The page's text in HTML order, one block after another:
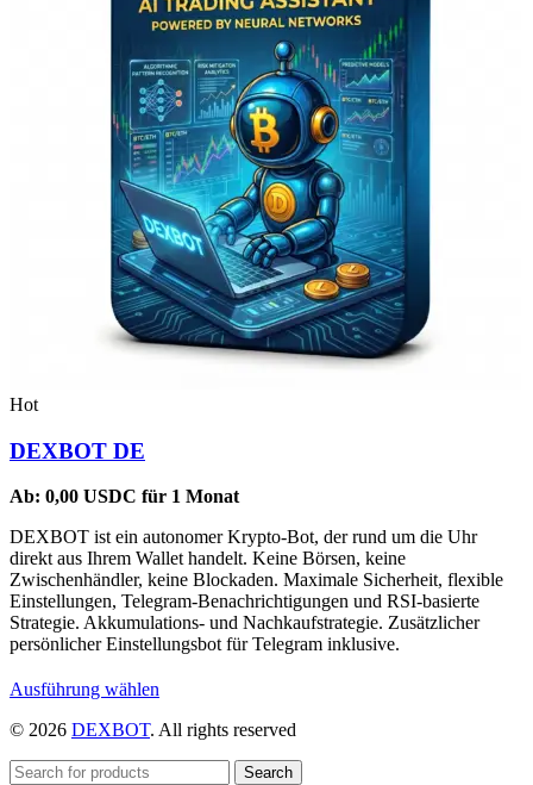
Hot
DEXBOT DE
Ab: 0,00 USDC für 1 Monat
DEXBOT ist ein autonomer Krypto-Bot, der rund um die Uhr
direkt aus Ihrem Wallet handelt. Keine Börsen, keine
Zwischenhändler, keine Blockaden. Maximale Sicherheit, flexible
Einstellungen, Telegram-Benachrichtigungen und RSI-basierte
Strategie. Akkumulations- und Nachkaufstrategie. Zusätzlicher
persönlicher Einstellungsbot für Telegram inklusive.
Ausführung wählen
weist
© 2026 DEXBOT. All rights reserved
Search